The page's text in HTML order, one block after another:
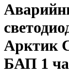
Арктик
БАП 1